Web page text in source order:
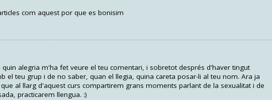
com aquest por que es bonisim
quin alegria m'ha fet veure el teu comentari, i sobretot després d'haver tingut
el teu grup i de no saber, quan el llegia, quina careta posar-li al teu nom. Ara ja
al llarg d'aquest curs compartirem grans moments parlant de la sexualitat i de
practicarem llengua. :)